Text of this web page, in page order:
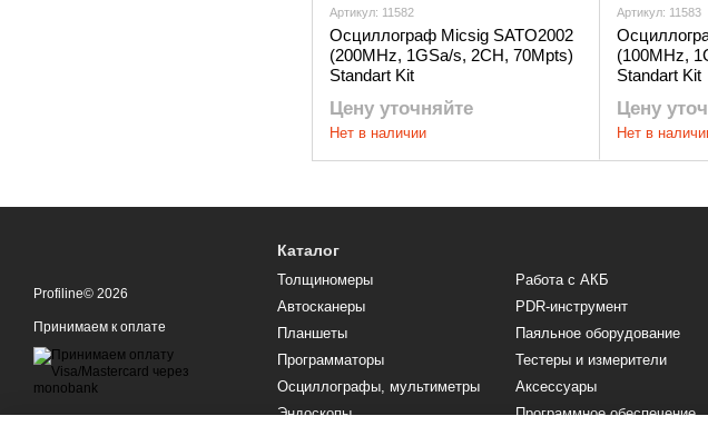
Артикул: 11582
Осциллограф Micsig SATO2002
(200MHz, 1GSa/s, 2CH, 70Mpts)
Standart Kit
Цену уточняйте
Нет в наличии
Артикул: 11583
(100MHz,
Standart Kit
Цену
Нет в
Profiline© 2026
Принимаем к оплате
Каталог
Толщиномеры
Автосканеры
Планшеты
Программаторы
Осциллографы, мультиметры
Эндоскопы
Работа с АКБ
PDR-инструмент
Паяльное оборудование
Тестеры и измерители
Аксессуары
Программное обеспечение,